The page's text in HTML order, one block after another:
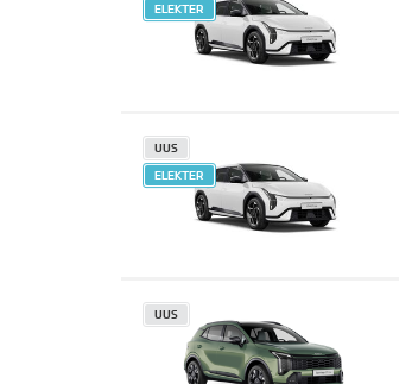
ELEKTER
UUS
ELEKTER
UUS